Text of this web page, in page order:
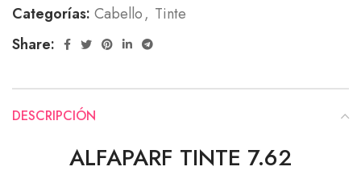
Categorías: Cabello, Tinte
Share:
DESCRIPCIÓN
ALFAPARF TINTE 7.62